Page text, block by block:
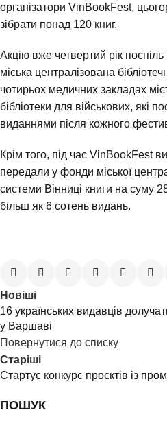
організатори VinBookFest,
зібрати понад 120 книг.
Акцію вже четвертий рік
міська централізована
чотирьох медичних закладах
бібліотеки для військових, які
виданнями після кожного
Крім того, під час VinBookFest
передали у фонди міської
системи Вінниці книги на суму
більш як 6 сотень видань.
Новіші
16 українських видавців
у Варшаві
Повернутися до списку
Старіші
Стартує конкурс проєктів із
ПОШУК